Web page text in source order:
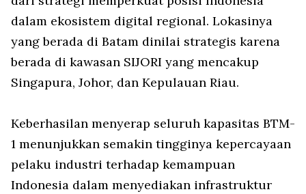
dalam ekosistem digital regional. Lokasinya
yang berada di Batam dinilai strategis karena
berada di kawasan SIJORI yang mencakup
Singapura, Johor, dan Kepulauan Riau.
Keberhasilan menyerap seluruh kapasitas BTM-
1 menunjukkan semakin tingginya kepercayaan
pelaku industri terhadap kemampuan
Indonesia dalam menyediakan infrastruktur